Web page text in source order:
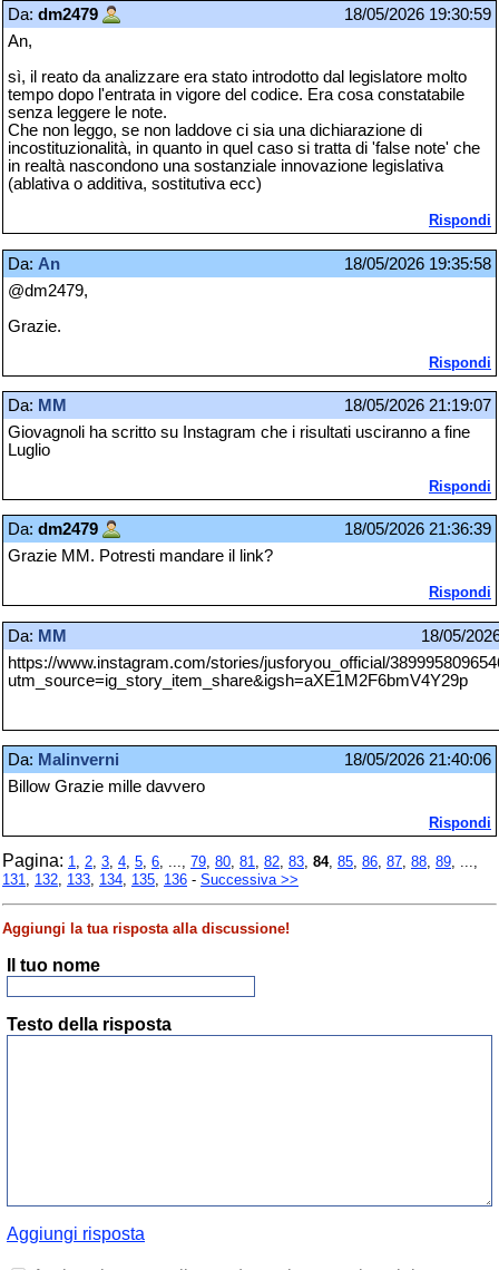
Da: dm2479
18/05/2026 19:30:59
An,
sì, il reato da analizzare era stato introdotto dal legislatore molto
tempo dopo l'entrata in vigore del codice. Era cosa constatabile
senza leggere le note.
Che non leggo, se non laddove ci sia una dichiarazione di
incostituzionalità, in quanto in quel caso si tratta di 'false note' che
in realtà nascondono una sostanziale innovazione legislativa
(ablativa o additiva, sostitutiva ecc)
Rispondi
Da: An
18/05/2026 19:35:58
@dm2479,
Grazie.
Rispondi
Da: MM
18/05/2026 21:19:07
Giovagnoli ha scritto su Instagram che i risultati usciranno a fine
Luglio
Rispondi
Da: dm2479
18/05/2026 21:36:39
Grazie MM. Potresti mandare il link?
Rispondi
Da: MM
18/05/
https://www.instagram.com/stories/jusforyou_official/
utm_source=ig_story_item_share&igsh=aXE1M2F6bmV4Y29p
Da: Malinverni
18/05/2026 21:40:06
Billow Grazie mille davvero
Rispondi
Pagina: 1, 2, 3, 4, 5, 6, ..., 79, 80, 81, 82, 83, 84, 85, 86, 87, 88, 89, ...,
131, 132, 133, 134, 135, 136 - Successiva >>
Aggiungi la tua risposta alla discussione!
Il tuo nome
Testo della risposta
Aggiungi risposta